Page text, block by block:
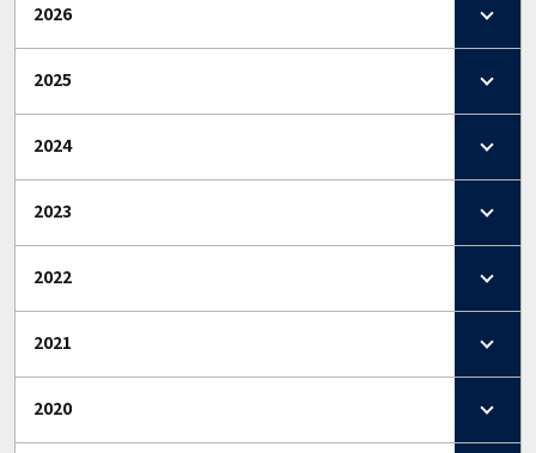
2026
2025
2024
2023
2022
2021
2020